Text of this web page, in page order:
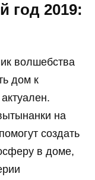
год 2019:
волшебства
дом к
на
создать
в доме,